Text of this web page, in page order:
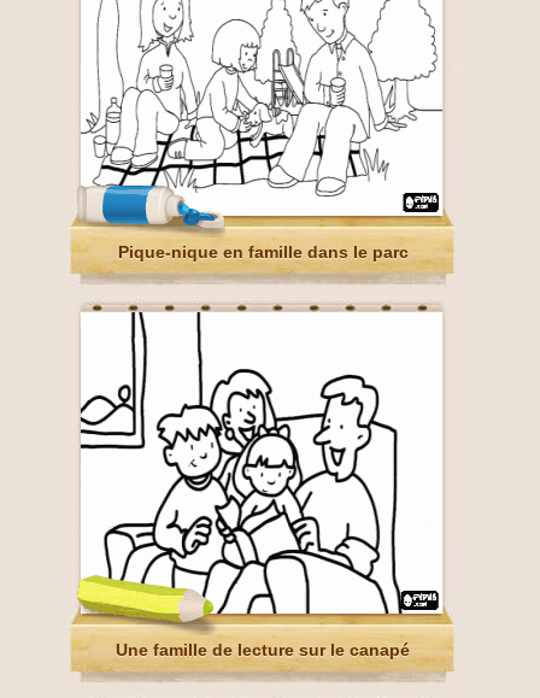
Pique-nique en famille dans le parc
Une famille de lecture sur le canapé